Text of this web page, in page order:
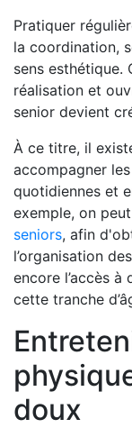
Pratiquer
la coordination,
sens esthétique.
réalisation et
senior devient
À ce titre, il
accompagner
quotidiennes et
exemple, on
seniors, afin
l’organisation
encore l’accès
cette tranche
doux